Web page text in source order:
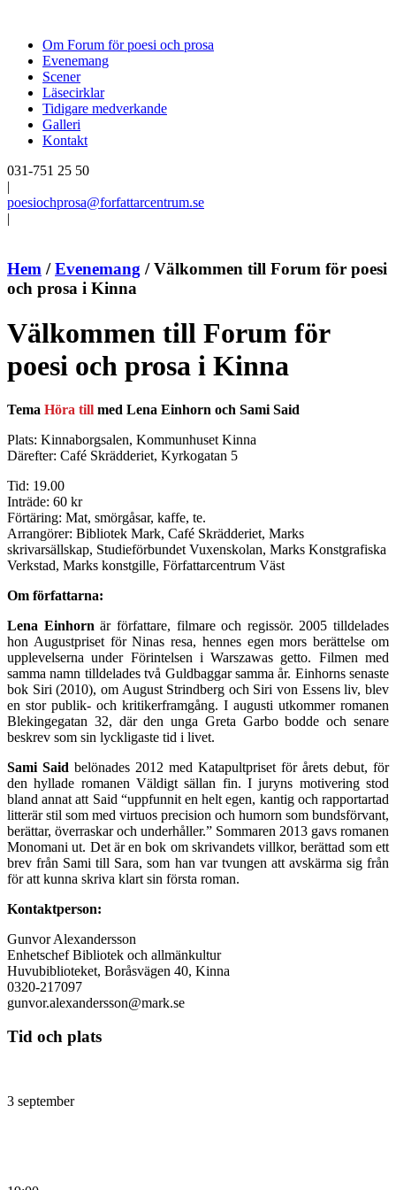
Om Forum för poesi och prosa
Evenemang
Scener
Läsecirklar
Tidigare medverkande
Galleri
Kontakt
031-751 25 50
|
poesiochprosa@forfattarcentrum.se
|
Hem /Evenemang /Välkommen till Forum för poesi
och prosa i Kinna
Välkommen till Forum för
poesi och prosa i Kinna
Tema Höra till med Lena Einhorn och Sami Said
Plats: Kinnaborgsalen, Kommunhuset Kinna
Därefter: Café Skrädderiet, Kyrkogatan 5
Tid: 19.00
Inträde: 60 kr
Förtäring: Mat, smörgåsar, kaffe, te.
Arrangörer: Bibliotek Mark, Café Skrädderiet, Marks
skrivarsällskap, Studieförbundet Vuxenskolan, Marks Konstgrafiska
Verkstad, Marks konstgille, Författarcentrum Väst
Om författarna:
Lena Einhorn är författare, filmare och regissör. 2005 tilldelades
hon Augustpriset för Ninas resa, hennes egen mors berättelse om
upplevelserna under Förintelsen i Warszawas getto. Filmen med
samma namn tilldelades två Guldbaggar samma år. Einhorns senaste
bok Siri (2010), om August Strindberg och Siri von Essens liv, blev
en stor publik- och kritikerframgång. I augusti utkommer romanen
Blekingegatan 32, där den unga Greta Garbo bodde och senare
beskrev som sin lyckligaste tid i livet.
Sami Said belönades 2012 med Katapultpriset för årets debut, för
den hyllade romanen Väldigt sällan fin. I juryns motivering stod
bland annat att Said “uppfunnit en helt egen, kantig och rapportartad
litterär stil som med virtuos precision och humorn som bundsförvant,
berättar, överraskar och underhåller.” Sommaren 2013 gavs romanen
Monomani ut. Det är en bok om skrivandets villkor, berättad som ett
brev från Sami till Sara, som han var tvungen att avskärma sig från
för att kunna skriva klart sin första roman.
Kontaktperson:
Gunvor Alexandersson
Enhetschef Bibliotek och allmänkultur
Huvubiblioteket, Boråsvägen 40, Kinna
0320-217097
gunvor.alexandersson@mark.se
Tid och plats
3 september